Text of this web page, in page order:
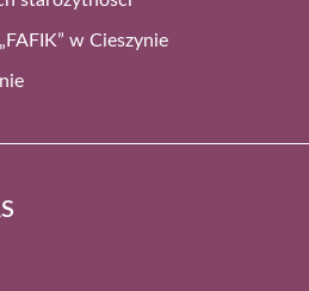
w Cieszynie